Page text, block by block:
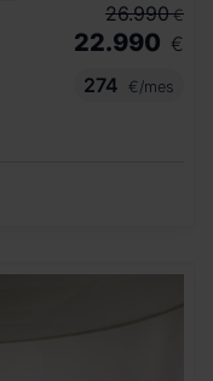
26.990 €
22.990 €
274
€/mes